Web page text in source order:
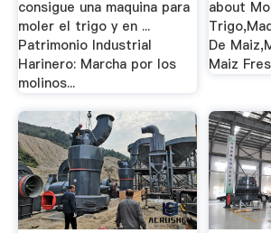
consigue una maquina para
moler el trigo y en ...
Patrimonio Industrial
Harinero: Marcha por los
molinos...
about
De
Maiz